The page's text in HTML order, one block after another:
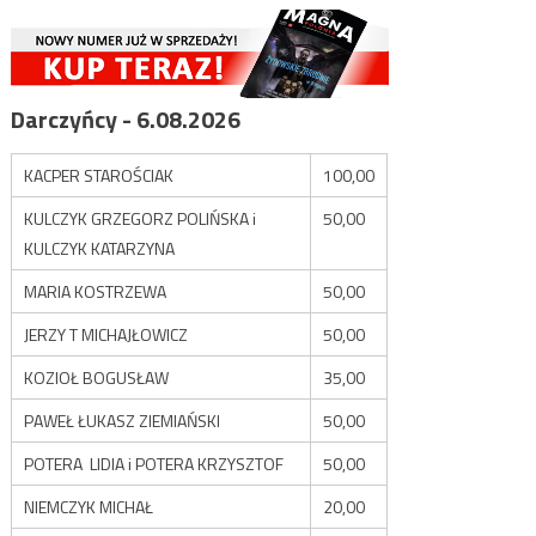
Darczyńcy - 6.08.2026
KACPER STAROŚCIAK
100,00
KULCZYK GRZEGORZ POLIŃSKA i
KULCZYK KATARZYNA
50,00
MARIA KOSTRZEWA
50,00
JERZY T MICHAJŁOWICZ
50,00
KOZIOŁ BOGUSŁAW
35,00
PAWEŁ ŁUKASZ ZIEMIAŃSKI
50,00
POTERA LIDIA i POTERA KRZYSZTOF
50,00
NIEMCZYK MICHAŁ
20,00